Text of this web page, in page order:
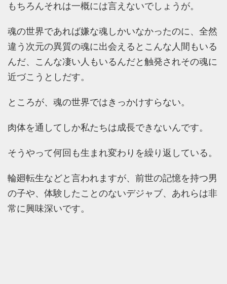
もちろんそれは一概には言えないでしょうが。
魂の世界であれば嫌な魂しかいなかったのに、全然
違う次元の異質の魂に出会えるとこんな人間もいる
んだ、こんな凄い人もいるんだと触発されその魂に
近づこうとしだす。
ところが、魂の世界ではきっかけすらない。
肉体を通してしか私たちは成長できないんです。
そうやって何回も生まれ変わりを繰り返している。
輪廻転生などと言われますが、前世の記憶を持つ男
の子や、体験したことのないデジャブ、あれらは非
常に興味深いです。